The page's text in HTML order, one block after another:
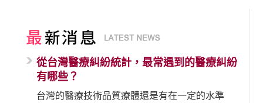
從台灣醫療糾紛統計，最常遇到的醫療糾紛
有哪些？
台灣的醫療技術品質療體還是有在一定的水準